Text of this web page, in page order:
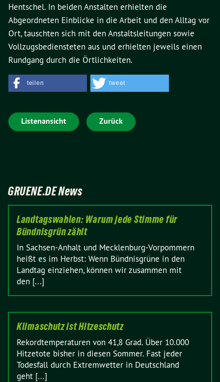
Hentschel. In beiden Anstalten erhielten die
Abgeordneten Einblicke in die Arbeit und den Alltag vor
Ort, tauschten sich mit den Anstaltsleitungen sowie
Vollzugsbediensteten aus und erhielten jeweils einen
Rundgang durch die Örtlichkeiten.
teilen tweet
Listenansicht Zurück
GRUENE.DE News
Landtagswahlen: Warum jede Stimme für
Bündnisgrün zählt
In Sachsen-Anhalt und Mecklenburg-Vorpommern
heißt es im Herbst: Wenn Bündnisgrüne in den
Landtag einziehen, können wir zusammen mit
den [...]
Klimaschutz ist Hitzeschutz
Rekordtemperaturen von 41,8 Grad. Über 10.000
Hitzetote bisher in diesen Sommer. Fast jeder
Todesfall durch Extremwetter in Deutschland
geht [...]